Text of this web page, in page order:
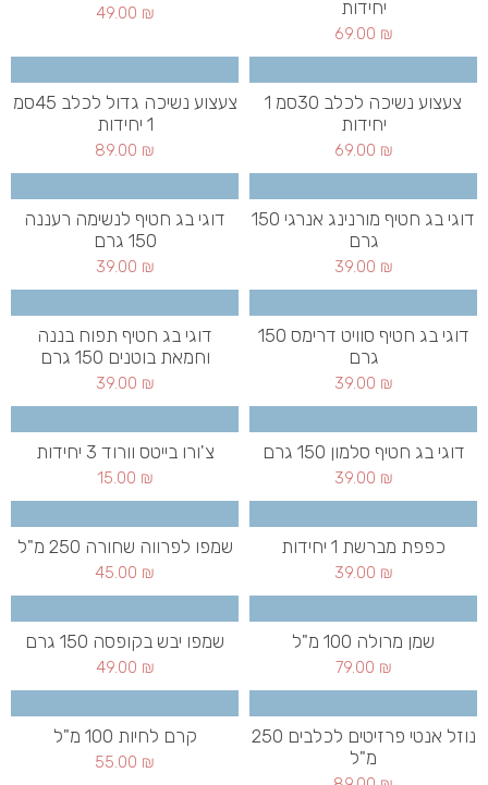
יחידות
69.00 ₪
49.00 ₪
צעצוע נשיכה לכלב 30סמ 1
יחידות
69.00 ₪
צעצוע נשיכה גדול לכלב 45סמ
1 יחידות
89.00 ₪
דוגי בג חטיף מורנינג אנרגי 150
גרם
39.00 ₪
דוגי בג חטיף לנשימה רעננה
150 גרם
39.00 ₪
דוגי בג חטיף סוויט דרימס 150
גרם
39.00 ₪
דוגי בג חטיף תפוח בננה
וחמאת בוטנים 150 גרם
39.00 ₪
דוגי בג חטיף סלמון 150 גרם
39.00 ₪
צ'ורו בייטס וורוד 3 יחידות
15.00 ₪
כפפת מברשת 1 יחידות
39.00 ₪
שמפו לפרווה שחורה 250 מ"ל
45.00 ₪
שמן מרולה 100 מ"ל
79.00 ₪
שמפו יבש בקופסה 150 גרם
49.00 ₪
נוזל אנטי פרזיטים לכלבים 250
מ"ל
קרם לחיות 100 מ"ל
55.00 ₪